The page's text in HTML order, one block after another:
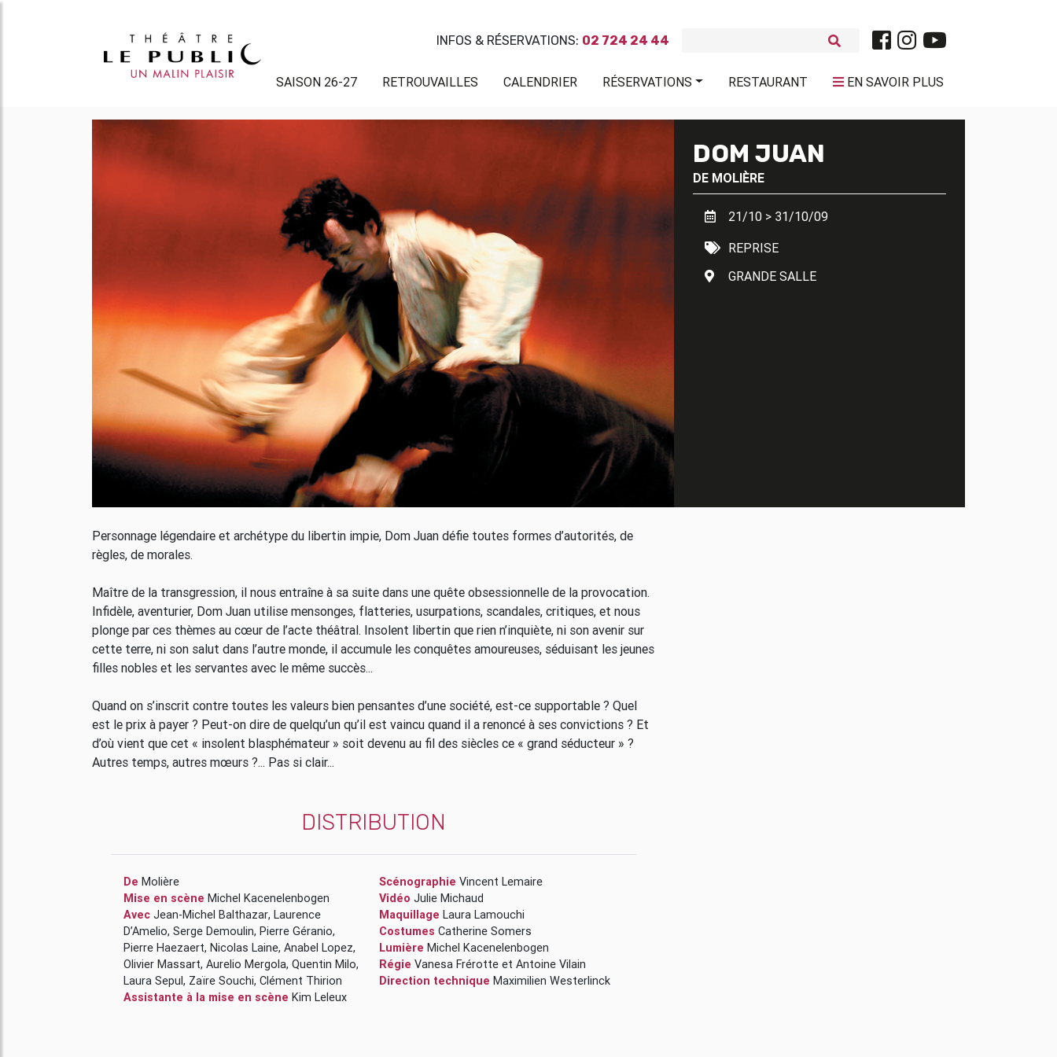
INFOS & RÉSERVATIONS: 02 724 24 44
SAISON 26-27 RETROUVAILLES CALENDRIER RÉSERVATIONS RESTAURANT EN SAVOIR PLUS
DOM JUAN
DE MOLIÈRE
21/10 > 31/10/09
REPRISE
GRANDE SALLE
Personnage légendaire et archétype du libertin impie, Dom Juan défie toutes formes d’autorités, de
règles, de morales.
Maître de la transgression, il nous entraîne à sa suite dans une quête obsessionnelle de la provocation.
Infidèle, aventurier, Dom Juan utilise mensonges, flatteries, usurpations, scandales, critiques, et nous
plonge par ces thèmes au cœur de l’acte théâtral. Insolent libertin que rien n’inquiète, ni son avenir sur
cette terre, ni son salut dans l’autre monde, il accumule les conquêtes amoureuses, séduisant les jeunes
filles nobles et les servantes avec le même succès...
Quand on s’inscrit contre toutes les valeurs bien pensantes d’une société, est-ce supportable ? Quel
est le prix à payer ? Peut-on dire de quelqu’un qu’il est vaincu quand il a renoncé à ses convictions ? Et
d’où vient que cet « insolent blasphémateur » soit devenu au fil des siècles ce « grand séducteur » ?
Autres temps, autres mœurs ?... Pas si clair...
DISTRIBUTION
De Molière
Mise en scène
Michel Kacenelenbogen
Avec
Jean-Michel Balthazar, Laurence
D’Amelio, Serge Demoulin, Pierre Géranio,
Pierre Haezaert, Nicolas Laine, Anabel Lopez,
Olivier Massart, Aurelio Mergola, Quentin Milo,
Laura Sepul , Zaïre Souchi,
Clément Thirion
Assistante à la mise en scène
Kim Leleux
Scénographie Vincent Lemaire
Vidéo Julie Michaud
Maquillage Laura Lamouchi
Costumes Catherine Somers
Lumière
Michel Kacenelenbogen
Régie Vanesa Frérotteet Antoine Vilain
Direction technique Maximilien Westerlinck